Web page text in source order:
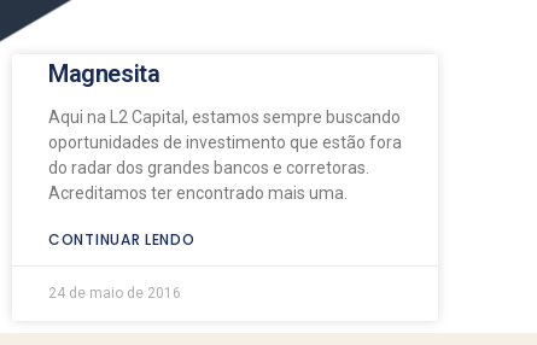
Magnesita
Aqui na L2 Capital, estamos sempre buscando
oportunidades de investimento que estão fora
do radar dos grandes bancos e corretoras.
Acreditamos ter encontrado mais uma.
CONTINUAR LENDO
24 de maio de 2016